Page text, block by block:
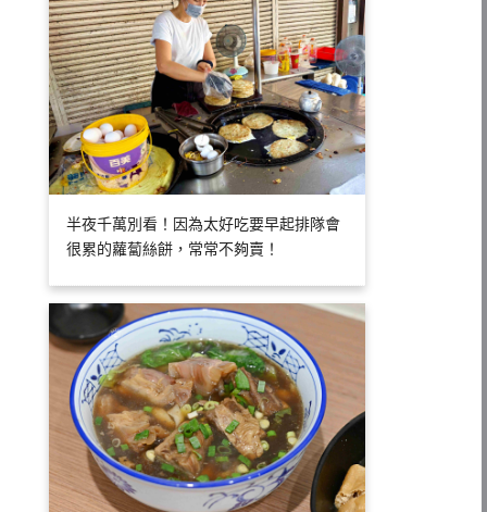
半夜千萬別看！因為太好吃要早起排隊會
很累的蘿蔔絲餅，常常不夠賣！